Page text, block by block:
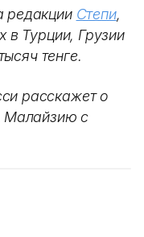
редакции Степи,
в Турции, Грузии
тенге.
расскажет о
Малайзию с